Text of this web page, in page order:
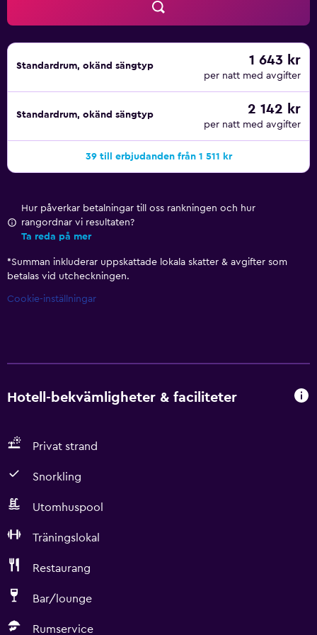
erbjuder fisk- och skaldjursrätter och bar, och Sushi Quay
som serverar sushi. Du hittar även Pink Socks, en bar vid
Le Suffren Hotel & Marina ligger bara en kort bit från Port
platser som Mauritius postmuseum och Pamplemousses
Standardrum, okänd sängtyp 1 643 kr
per natt med avgifter
Standardrum, okänd sängtyp 2 142 kr
per natt med avgifter
39 till erbjudanden från 1 511 kr
Hur påverkar betalningar till oss rankningen och hur
rangordnar vi resultaten?
Ta reda på mer
*Summan inkluderar uppskattade lokala skatter & avgifter som
betalas vid utcheckningen.
Cookie-inställningar
Hotell-bekvämligheter & faciliteter
Privat strand
Snorkling
Utomhuspool
Träningslokal
Restaurang
Bar/lounge
Rumservice